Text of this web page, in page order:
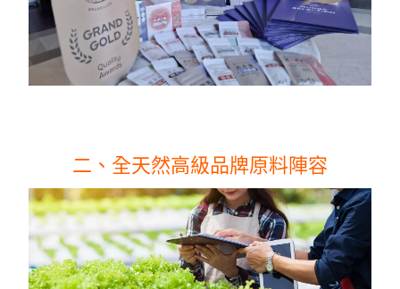
二、全天然高級品牌原料陣容